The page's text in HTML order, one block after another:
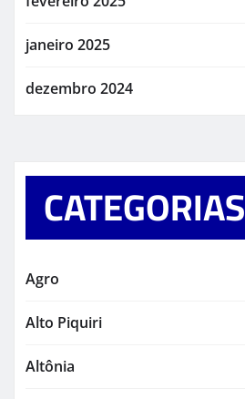
janeiro 2025
dezembro 2024
CATEGORIAS
Agro
Alto Piquiri
Altônia